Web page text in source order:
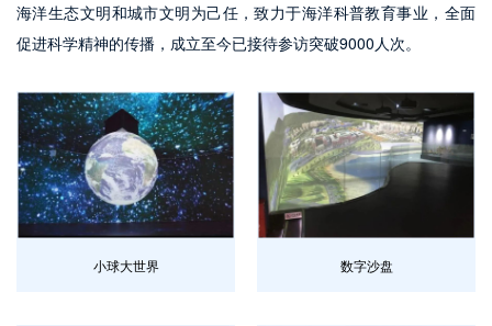
海洋生态文明和城市文明为己任，致力于海洋科普教育事业，全面
促进科学精神的传播，成立至今已接待参访突破9000人次。
小球大世界 数字沙盘